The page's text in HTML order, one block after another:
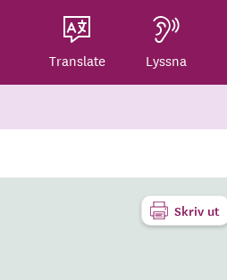
Translate Lyssna
Skriv ut